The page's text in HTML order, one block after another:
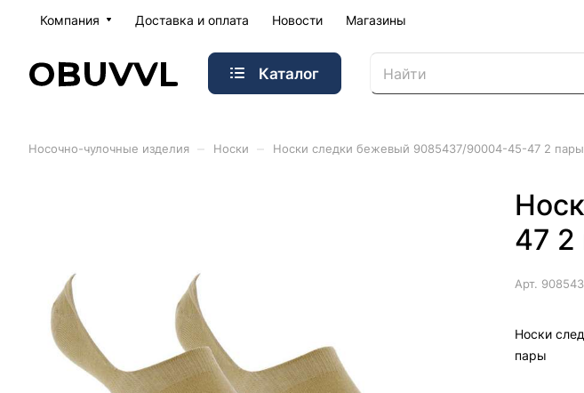
Компания Доставка и оплата Новости Магазины
Каталог
Носочно-чулочные изделия Носки Носки следки бежевый 9085437/90004-45-47 2 пары
47 2
Арт.
Носки
пары